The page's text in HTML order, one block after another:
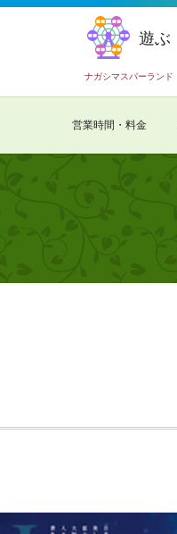
遊ぶ
ナガシマスパーランド
営業時間・料金